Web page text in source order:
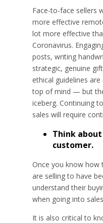
Face-to-face sellers
more effective
lot more effective
Coronavirus.
posts, writing
strategic, genuine
ethical guidelines
top of mind — but
iceberg. Continuing
sales will require
Think about
customer.
Once you know how
are selling to have
understand their
when going into
It is also critical to